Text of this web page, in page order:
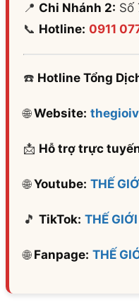
📍 Chi Nhánh 2: Số
📞 Hotline: 0911
☎️ Hotline Tổng
🌐Website:
📩 Hỗ trợ trực
🌐Youtube: THẾ
🎵 TikTok: THẾ
🌐 Fanpage: THẾ